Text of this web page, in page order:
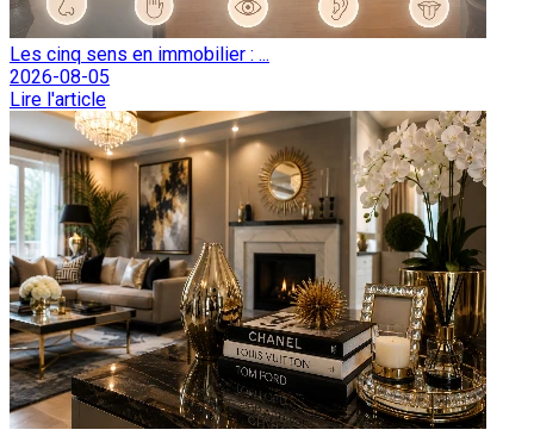
Les cinq sens en immobilier : ...
2026-08-05
Lire l'article